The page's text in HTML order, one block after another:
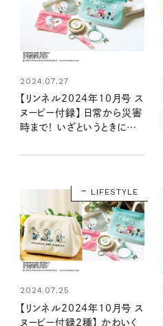
2024.07.27
【リンネル2024年10月号 ス
ヌーピー付録】 日常から災害
時まで！ いざというときに便
売リンネル2024年10月号
LIFESTYLE
2024.07.25
【リンネル2024年10月号 ス
ヌーピー付録2種】 かわいく